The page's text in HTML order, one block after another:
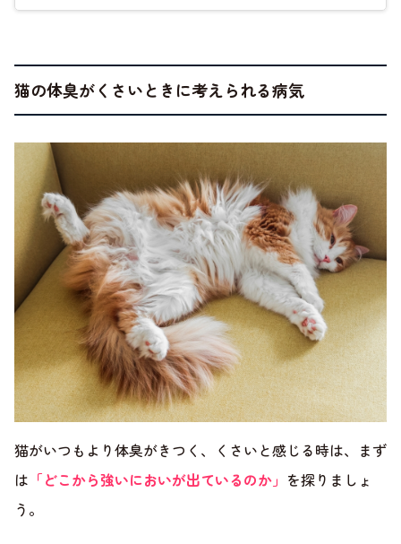
猫の体臭がくさいときに考えられる病気
猫がいつもより体臭がきつく、くさいと感じる時は、まず
は 「どこから強いにおいが出ているのか」 を探りましょ
う。